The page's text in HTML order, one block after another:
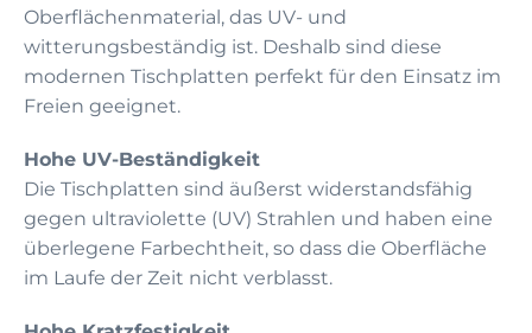
Oberflächenmaterial, das UV- und
witterungsbeständig ist. Deshalb sind diese
modernen Tischplatten perfekt für den Einsatz im
Freien geeignet.
Hohe UV-Beständigkeit
Die Tischplatten sind äußerst widerstandsfähig
gegen ultraviolette (UV) Strahlen und haben eine
überlegene Farbechtheit, so dass die Oberfläche
im Laufe der Zeit nicht verblasst.